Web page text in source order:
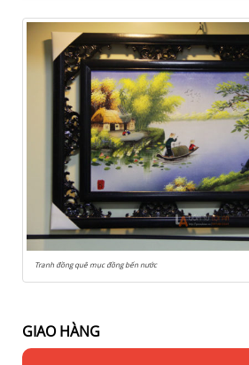
Tranh đồng quê mục đồng bến nước
GIAO HÀNG